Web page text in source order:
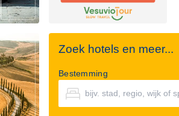
Zoek hotels en meer...
Bestemming